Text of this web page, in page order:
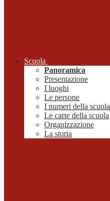
Scuola
Panoramica
Presentazione
I luoghi
Le persone
I numeri della scuola
Le carte della scuola
Organizzazione
La storia